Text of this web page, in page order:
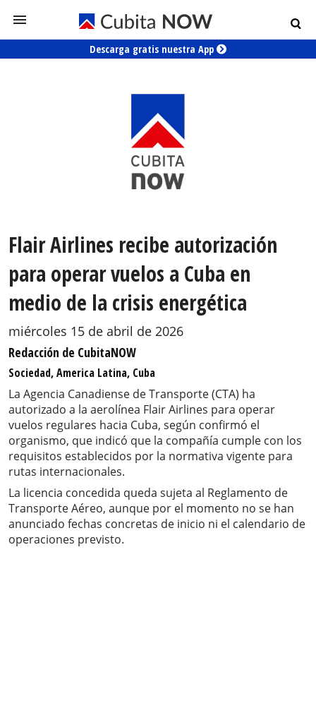
Descarga gratis nuestra App
Flair Airlines recibe autorización
para operar vuelos a Cuba en
medio de la crisis energética
miércoles 15 de abril de 2026
Redacción de CubitaNOW
Sociedad, America Latina, Cuba
La Agencia Canadiense de Transporte (CTA) ha
autorizado a la aerolínea Flair Airlines para operar
vuelos regulares hacia Cuba, según confirmó el
organismo, que indicó que la compañía cumple con los
requisitos establecidos por la normativa vigente para
rutas internacionales.
La licencia concedida queda sujeta al Reglamento de
Transporte Aéreo, aunque por el momento no se han
anunciado fechas concretas de inicio ni el calendario de
operaciones previsto.